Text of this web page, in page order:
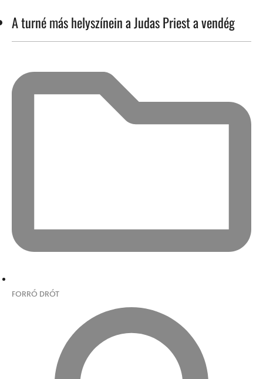
A turné más helyszínein a Judas Priest a vendég
FORRÓ DRÓT